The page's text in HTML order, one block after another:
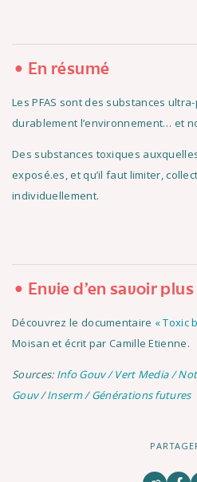
En résumé
Les PFAS sont des substances
durablement l’environnement… et
Des substances toxiques
exposé.es, et qu’il faut limiter,
individuellement.
Envie d'en savoir plus
Découvrez le documentaire « Toxic
Moisan et écrit par Camille Etienne.
Sources:Info Gouv /Vert Media /
Gouv /Inserm /Générations futures